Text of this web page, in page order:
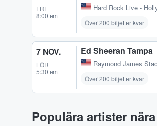
FRE
8:00 em
Hard Rock Live -
Över 200 biljetter kvar
7 NOV.
LÖR
5:30 em
Ed Sheeran Tampa
Raymond James
Över 200 biljetter kvar
Populära artister